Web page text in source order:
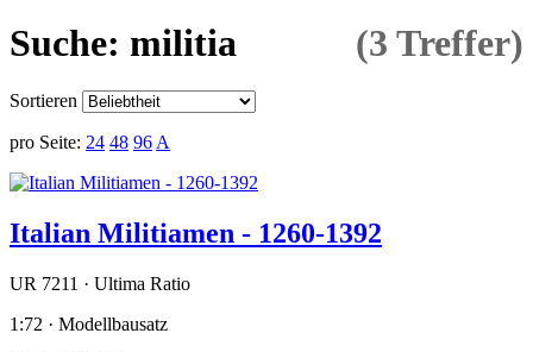
Suche: militia (3 Treffer)
Sortieren
pro Seite: 24 48 96 A
Italian Militiamen - 1260-1392
UR 7211 · Ultima Ratio
1:72 · Modellbausatz